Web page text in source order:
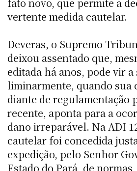
vertente medida cautelar.
Deveras, o Supremo
deixou assentado que,
editada há anos, pode vir a
liminarmente, quando sua
diante de regulamentação
recente, aponta para a
dano irreparável. Na ADI
cautelar foi concedida
expedição, pelo Senhor
Estado do Pará, de normas